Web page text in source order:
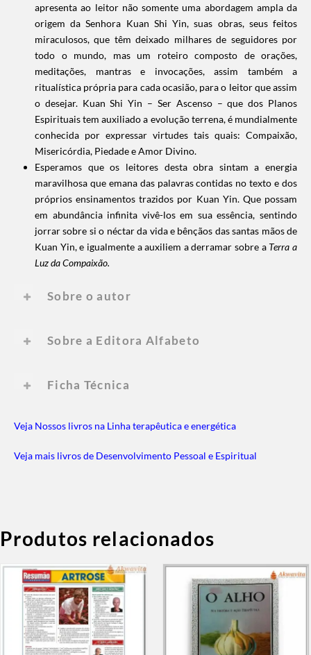
apresenta ao leitor não somente uma abordagem ampla da
origem da Senhora Kuan Shi Yin, suas obras, seus feitos
miraculosos, que têm deixado milhares de seguidores por
todo o mundo, mas um roteiro composto de orações,
meditações, mantras e invocações, assim também a
ritualística própria para cada ocasião, para o leitor que assim
o desejar. Kuan Shi Yin – Ser Ascenso – que dos Planos
Espirituais tem auxiliado a evolução terrena, é mundialmente
conhecida por expressar virtudes tais quais: Compaixão,
Misericórdia, Piedade e Amor Divino.
Esperamos que os leitores desta obra sintam a energia
maravilhosa que emana das palavras contidas no texto e dos
próprios ensinamentos trazidos por Kuan Yin. Que possam
em abundância infinita vivê-los em sua essência, sentindo
jorrar sobre si o néctar da vida e bênçãos das santas mãos de
Kuan Yin, e igualmente a auxiliem a derramar sobre a Terra a
Luz da Compaixão.
Sobre o autor
Sobre a Editora Alfabeto
Ficha Técnica
Veja Nossos livros na Linha terapêutica e energética
Veja mais livros de Desenvolvimento Pessoal e Espiritual
Produtos relacionados